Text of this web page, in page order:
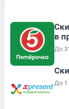
в
До
До 1